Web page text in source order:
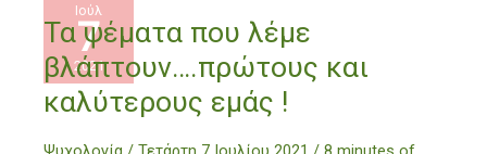
Ιούλ
7
2021
Τα ψέματα που λέμε
βλάπτουν….πρώτους και
καλύτερους εμάς !
Τα
ψέματα
που
λέμε
βλάπτουν….πρώτους